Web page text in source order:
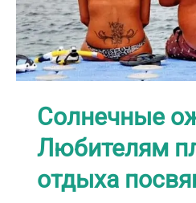
Солнечные
Любителям
отдыха